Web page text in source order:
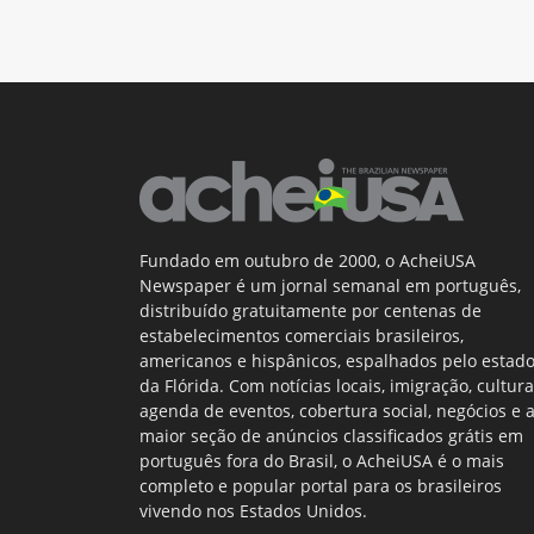
Fundado em outubro de 2000, o AcheiUSA
Newspaper é um jornal semanal em português,
distribuído gratuitamente por centenas de
estabelecimentos comerciais brasileiros,
americanos e hispânicos, espalhados pelo estado
da Flórida. Com notícias locais, imigração,
agenda de eventos, cobertura social, negócios e a
maior seção de anúncios classificados grátis em
português fora do Brasil, o AcheiUSA é o mais
completo e popular portal para os brasileiros
vivendo nos Estados Unidos.